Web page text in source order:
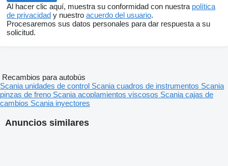
Al hacer clic aquí, muestra su conformidad con nuestra política
de privacidad y nuestro acuerdo del usuario.
Procesaremos sus datos personales para dar respuesta a su
solicitud.
Anuncios similares
Recambios para autobús
Scania unidades de control Scania cuadros de instrumentos Scania
pinzas de freno Scania acoplamientos viscosos Scania cajas de
cambios Scania inyectores